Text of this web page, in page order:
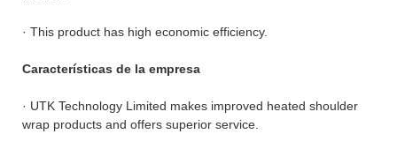
· This product has high economic efficiency.
Características de la empresa
· UTK Technology Limited makes improved heated shoulder
wrap products and offers superior service.